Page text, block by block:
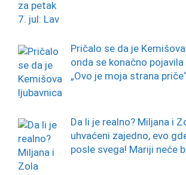
Pričalo se da je
onda se konačno
„Ovo je moja strana
Da li je realno? Miljana i
uhvaćeni zajedno, evo
posle svega! Mariji neće